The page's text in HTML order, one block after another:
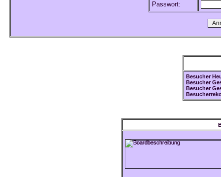
Passwort:
Besucher
Besucher
Besucher